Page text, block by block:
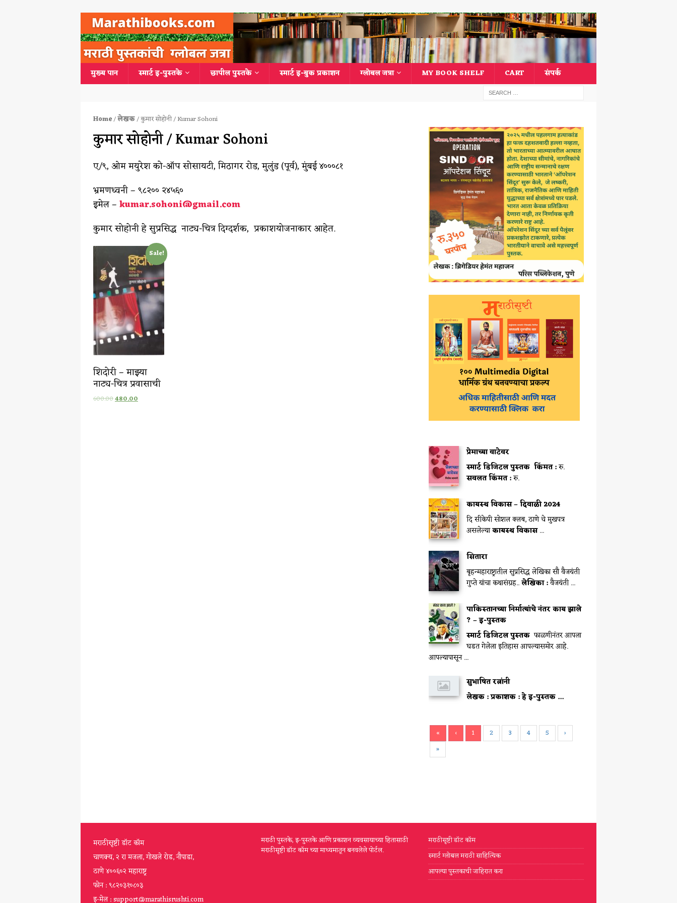
मुख्य पान स्मार्ट इ-पुस्तके छापील पुस्तके स्मार्ट इ-बुक प्रकाशन ग्लोबल जत्रा MY BOOK SHELF CART संपर्क
Home/लेखक/ कुमार सोहोनी / Kumar Sohoni
कुमार सोहोनी / Kumar Sohoni
ए/९, ओम मयुरेश को-ऑप सोसायटी, मिठागर रोड, मुलुंड (पूर्व), मुंबई ४०००८१
भ्रमणध्वनी – ९८२०० २४५६०
इमेल –kumar.sohoni@gmail.com
कुमार सोहोनी हे सुप्रसिद्ध नाट्य-चित्र दिग्दर्शक, प्रकाशयोजनाकार आहेत.
Sale!
शिदोरी – माझ्या
नाट्य-चित्र प्रवासाची
600.00480.00
प्रेमाच्या वाटेवर
स्मार्ट डिजिटल पुस्तक किंमत :रु.
सवलत किंमत :रु.
कायस्थ विकास – दिवाळी 2024
दि सीकेपी सोशल क्लब, ठाणे चे मुखपत्र
असलेल्याकायस्थ विकास...
सितारा
बृहन्महाराष्ट्रातील सुप्रसिद्ध लेखिका सौ वैजयंती
गुप्ते यांचा कथासंग्रह..लेखिका :वैजयंती ...
पाकिस्तानच्या निर्मात्यांचे नंतर काय झाले
? – इ-पुस्तक
स्मार्ट डिजिटल पुस्तक फाळणीनंतर आपला
घडत गेलेला इतिहास आपल्यासमोर आहे.
आपल्यापासून ...
सुभाषित रत्नांनी
लेखक :प्रकाशक :हे इ-पुस्तक ...
« ‹ 1 2 3 4 5
›
»
मराठीसृष्टी डॉट कॉम
चाणक्य, २ रा मजला, गोखले रोड, नौपाडा,
ठाणे ४००६०२ महाराष्ट्र
फोन : ९८२०३१०८०३
इ-मेल : support@marathisrushti.com
मराठी पुस्तके, इ-पुस्तके आणि प्रकाशन व्यवसायाच्या हितासाठी
मराठीसृष्टी डॉट कॉम च्या माध्यमातून बनवलेले पोर्टल.
मराठीसृष्टी डॉट कॉम
स्मार्ट ग्लोबल मराठी साहित्यिक
आपल्या पुस्तकाची जाहिरात करा